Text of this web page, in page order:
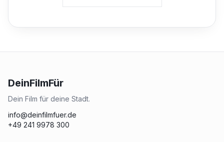
DeinFilmFür
Dein Film für deine Stadt.
info@deinfilmfuer.de
+49 241 9978 300